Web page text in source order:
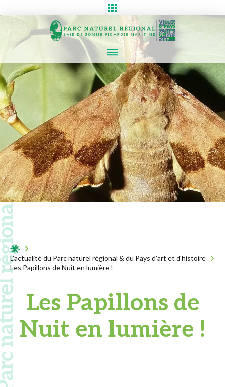
régional
Acceuil
L'actualité du Parc naturel régional & du Pays d'art et d'histoire
Les Papillons de Nuit en lumière !
Les Papillons de
Nuit en lumière !